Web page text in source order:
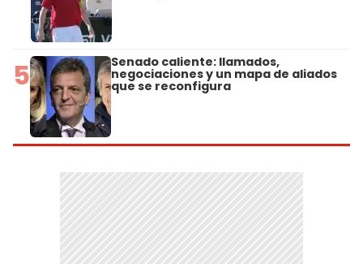
5 Senado caliente: llamados,
negociaciones y un mapa de aliados
que se reconfigura